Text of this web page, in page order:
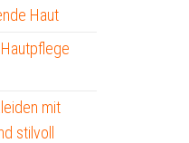
Haut
mit
stilvoll